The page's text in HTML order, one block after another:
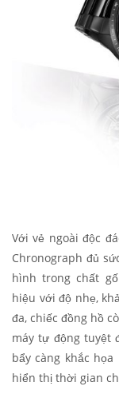
Với vẻ ngoài độc
Chronograph đủ
hình trong chất
hiệu với độ nhẹ,
đa, chiếc đồng hồ
máy tự động tuyệt
bẩy càng khắc
hiển thị thời gian